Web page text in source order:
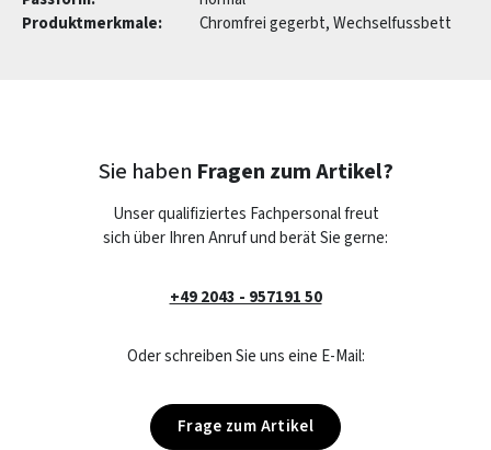
Produktmerkmale:
Chromfrei gegerbt, Wechselfussbett
Sie haben Fragen zum Artikel?
Unser qualifiziertes Fachpersonal freut
sich über Ihren Anruf und berät Sie gerne:
+49 2043 - 957191 50
Oder schreiben Sie uns eine E-Mail:
Frage zum Artikel